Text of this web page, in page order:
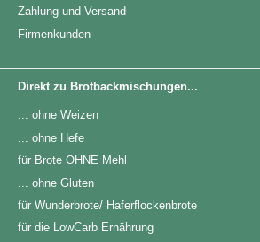
Zahlung und Versand
Firmenkunden
Direkt zu Brotbackmischungen...
... ohne Weizen
... ohne Hefe
für Brote OHNE Mehl
... ohne Gluten
für Wunderbrote/ Haferflockenbrote
für die LowCarb Ernährung